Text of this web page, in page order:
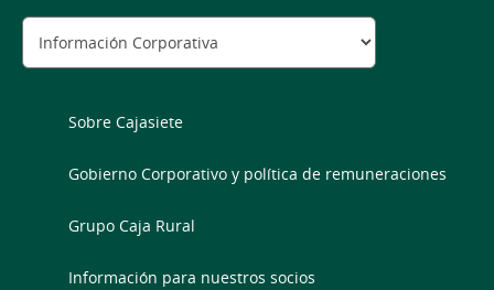
Sobre Cajasiete
Gobierno Corporativo y política de remuneraciones
Grupo Caja Rural
Información para nuestros socios